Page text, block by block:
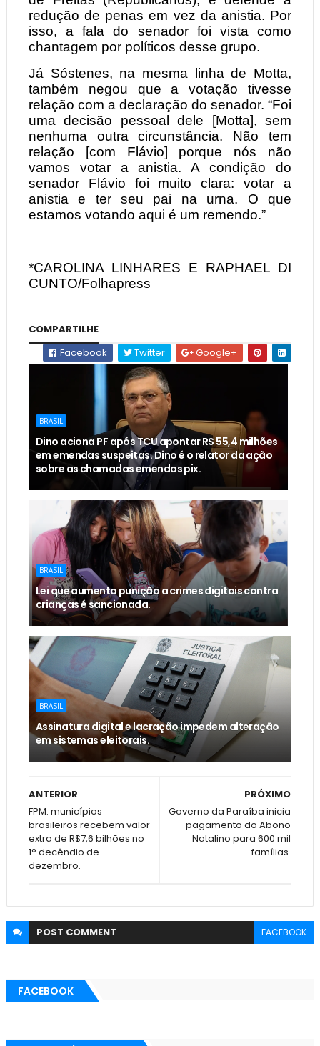
redução de penas em vez da anistia. Por
isso, a fala do senador foi vista como
chantagem por políticos desse grupo.
Já Sóstenes, na mesma linha de Motta,
também negou que a votação tivesse
relação com a declaração do senador. “Foi
uma decisão pessoal dele [Motta], sem
nenhuma outra circunstância. Não tem
relação [com Flávio] porque nós não
vamos votar a anistia. A condição do
senador Flávio foi muito clara: votar a
anistia e ter seu pai na urna. O que
estamos votando aqui é um remendo.”
*CAROLINA LINHARES E RAPHAEL DI
CUNTO/Folhapress
COMPARTILHE
Facebook
Twitter Google+
BRASIL
Dino aciona PF após TCU apontar R$ 55,4 milhões
em emendas suspeitas. Dino é o relator da ação
sobre as chamadas emendas pix.
BRASIL
Lei que aumenta punição a crimes digitais contra
crianças é sancionada.
BRASIL
Assinatura digital e lacração impedem alteração
em sistemas eleitorais.
PRÓXIMO
Governo da Paraíba inicia
pagamento do Abono
Natalino para 600 mil
famílias.
ANTERIOR
FPM: municípios
brasileiros recebem valor
extra de R$7,6 bilhões no
1° decêndio de
dezembro.
POST COMMENT FACEBOOK
FACEBOOK